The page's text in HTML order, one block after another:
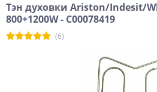
Тэн духовки Ariston/Indesit/
800+1200W - C00078419
(6)